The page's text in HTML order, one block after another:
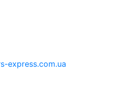
express.com.ua